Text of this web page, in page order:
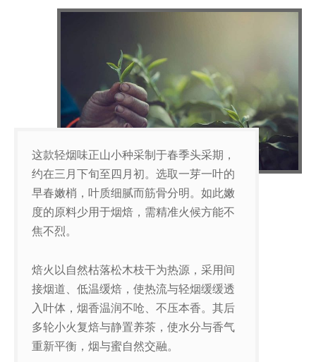
这款轻烟味正山小种采制于春季头采期，
约在三月下旬至四月初。选取一芽一叶的
早春嫩梢，叶质细腻而筋骨分明。如此嫩
度的原料少用于烟焙，需精准火候方能不
焦不烈。
焙火以自然枯落松木枝干为热源，采用间
接烟道、低温缓焙，使热流与轻烟缓缓透
入叶体，烟香温润不呛、不压本香。其后
多轮小火复焙与静置养茶，使水分与香气
重新平衡，烟与蜜自然交融。